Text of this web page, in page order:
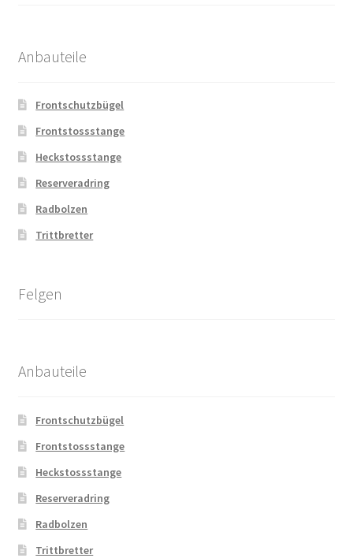
Anbauteile
Frontschutzbügel
Frontstossstange
Heckstossstange
Reserveradring
Radbolzen
Trittbretter
Felgen
Anbauteile
Frontschutzbügel
Frontstossstange
Heckstossstange
Reserveradring
Radbolzen
Trittbretter